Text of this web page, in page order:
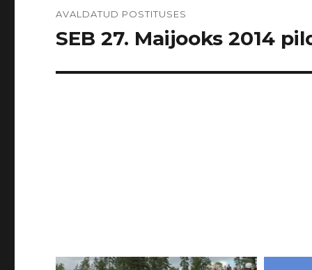
AVALDATUD POSTITUSES
SEB 27. Maijooks 2014